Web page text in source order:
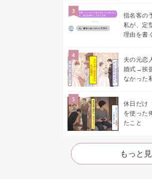
指名客の
私が、定
理由を書
夫の元恋
婚式→挨
なかった
休日だけ
を使った
たこと
もっと